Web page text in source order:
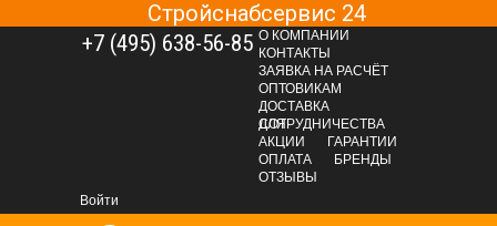
Стройснабсервис 24
+7 (495) 638-56-85 О КОМПАНИИ
КОНТАКТЫ
ЗАЯВКА НА РАСЧЁТ
ОПТОВИКАМ
ДОСТАВКА
ДЛЯ СОТРУДНИЧЕСТВА
АКЦИИ
ГАРАНТИИ
ОПЛАТА
БРЕНДЫ
ОТЗЫВЫ
Войти
Фасованный крепеж
Метрический крепёж